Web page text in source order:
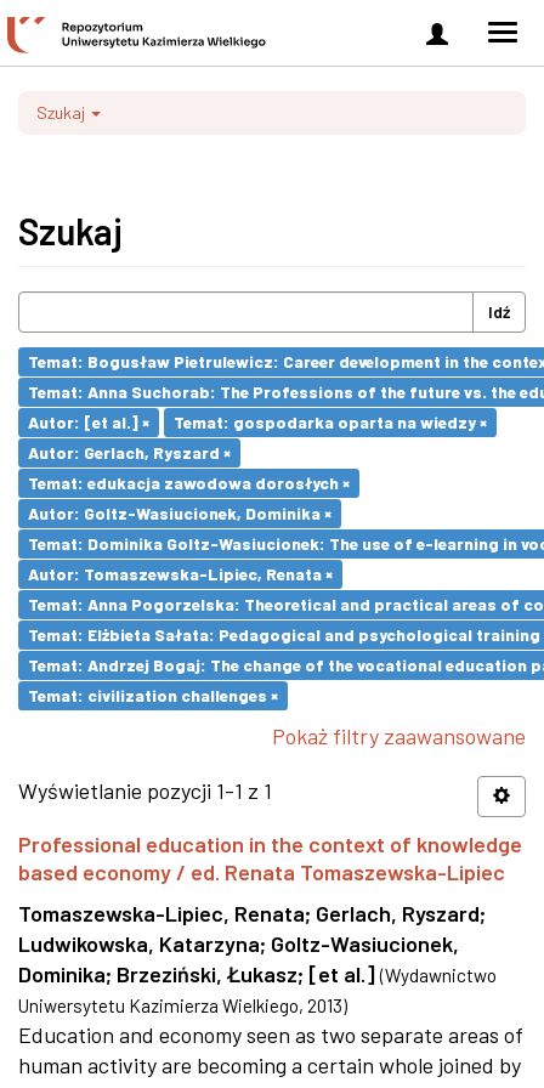
Zaloguj
się
Szukaj
Szukaj
Idź
Temat: Bogusław Pietrulewicz: Career development in the
Temat: Anna Suchorab: The Professions of the future vs. the
Autor: [et al.] ×
Temat: gospodarka oparta na wiedzy ×
Autor: Gerlach, Ryszard ×
Temat: edukacja zawodowa dorosłych ×
Autor: Goltz-Wasiucionek, Dominika ×
Temat: Dominika Goltz-Wasiucionek: The use of e-learning in
Autor: Tomaszewska-Lipiec, Renata ×
Temat: Anna Pogorzelska: Theoretical and practical areas of
Temat: Elżbieta Sałata: Pedagogical and psychological
Temat: Andrzej Bogaj: The change of the vocational education
Temat: civilization challenges ×
Pokaż filtry zaawansowane
Wyświetlanie pozycji 1-1 z 1
Professional education in the context of knowledge
based economy / ed. Renata Tomaszewska-Lipiec
Tomaszewska-Lipiec, Renata; Gerlach, Ryszard;
Ludwikowska, Katarzyna; Goltz-Wasiucionek,
Dominika; Brzeziński, Łukasz; [et al.] (Wydawnictwo
Uniwersytetu Kazimierza Wielkiego, 2013)
Education and economy seen as two separate areas of
human activity are becoming a certain whole joined by